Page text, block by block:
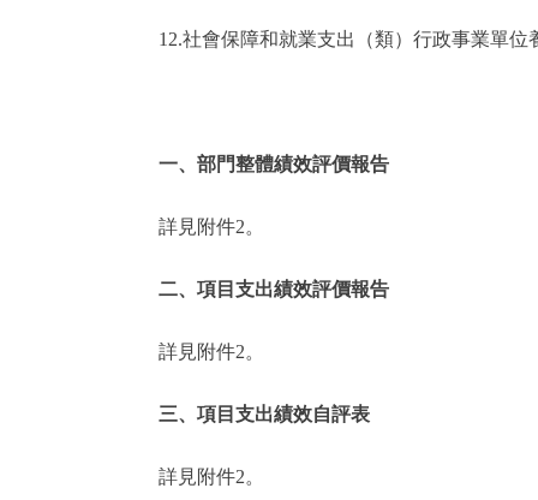
12.社會保障和就業支出（類）行政事業單
一、部門整體績效評價報告
詳見附件2。
二、項目支出績效評價報告
詳見附件2。
三、項目支出績效自評表
詳見附件2。